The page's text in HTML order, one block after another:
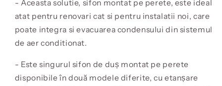
- Aceasta solutie, sifon montat pe perete, este ideal
atat pentru renovari cat si pentru instalatii noi, care
poate integra si evacuarea condensului din sistemul
de aer conditionat.
- Este singurul sifon de duș montat pe perete
disponibile în două modele diferite, cu etanșare